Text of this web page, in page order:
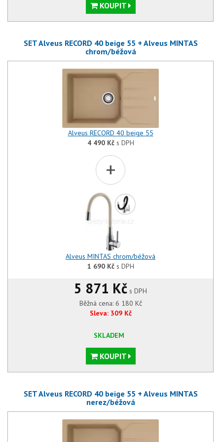
KOUPIT
SET Alveus RECORD 40 beige 55 + Alveus MINTAS
chrom/béžová
Alveus RECORD 40 beige 55
4 490 Kčs DPH
+
Alveus MINTAS chrom/béžová
1 690 Kčs DPH
5 871 Kč s DPH
Běžná cena: 6 180 Kč
Sleva: 309 Kč
SKLADEM
KOUPIT
SET Alveus RECORD 40 beige 55 + Alveus MINTAS
nerez/béžová